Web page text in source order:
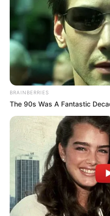
FACEBOOK
YOUTUBE
EMAIL
BRAINBERRIES
The 90s Was A Fantastic